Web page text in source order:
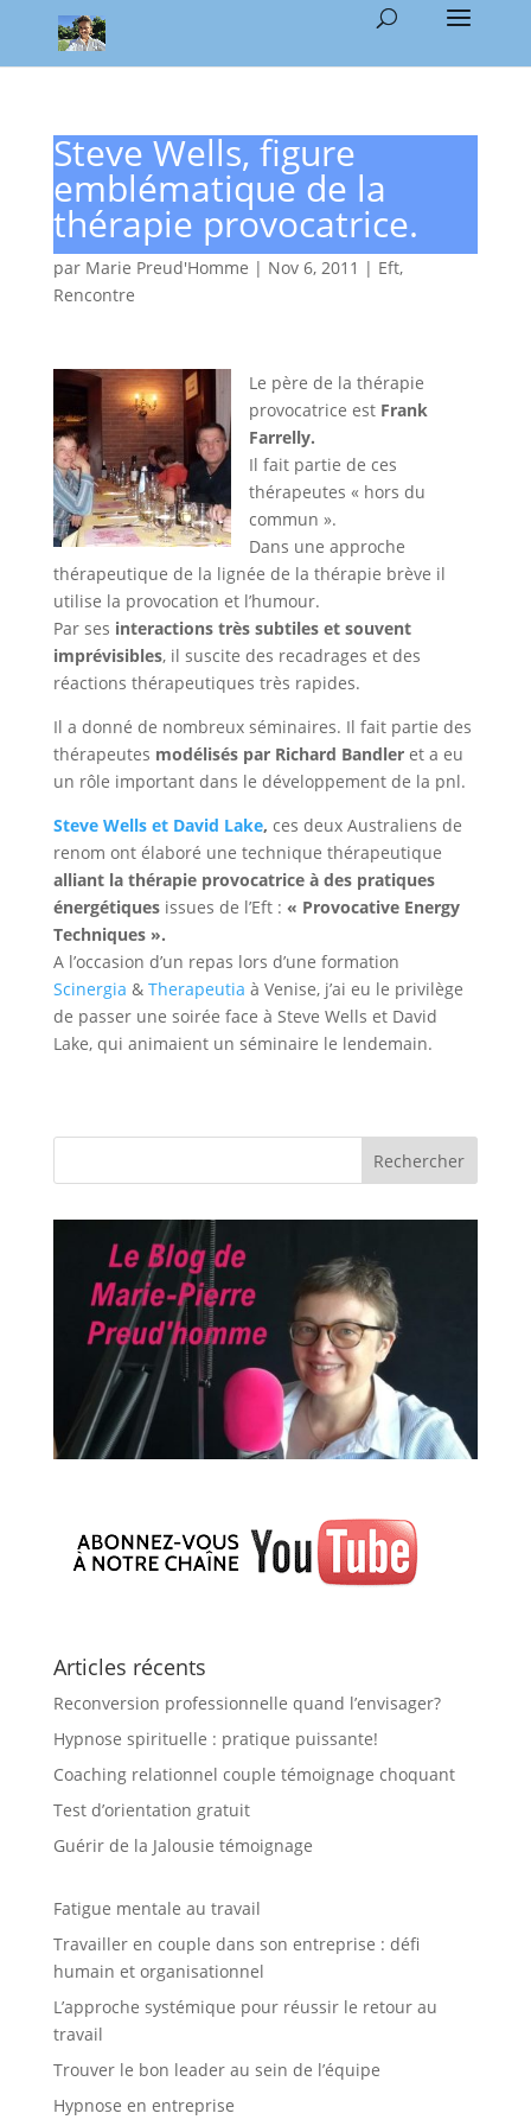
Steve Wells, figure
emblématique de la
thérapie provocatrice.
par Marie Preud'Homme | Nov 6, 2011 | Eft,
Rencontre
Le père de la thérapie
provocatrice est Frank
Farrelly.
Il fait partie de ces
thérapeutes « hors du
commun ».
Dans une approche
thérapeutique de la lignée de la thérapie brève il
utilise la provocation et l’humour.
Par ses interactions très subtiles et souvent
imprévisibles, il suscite des recadrages et des
réactions thérapeutiques très rapides.
Il a donné de nombreux séminaires. Il fait partie des
thérapeutes modélisés par Richard Bandleret a eu
un rôle important dans le développement de la pnl.
Steve Wells et David Lake, ces deux Australiens de
renom ont élaboré une technique thérapeutique
alliant la thérapie provocatrice à des pratiques
énergétiquesissues de l’Eft : « Provocative Energy
Techniques ».
A l’occasion d’un repas lors d’une formation
Scinergia & Therapeutia à Venise, j’ai eu le privilège
de passer une soirée face à Steve Wells et David
Lake, qui animaient un séminaire le lendemain.
Articles récents
Reconversion professionnelle quand l’envisager?
Hypnose spirituelle : pratique puissante!
Coaching relationnel couple témoignage choquant
Test d’orientation gratuit
Guérir de la Jalousie témoignage
Fatigue mentale au travail
Travailler en couple dans son entreprise : défi
humain et organisationnel
L’approche systémique pour réussir le retour au
travail
Trouver le bon leader au sein de l’équipe
Hypnose en entreprise